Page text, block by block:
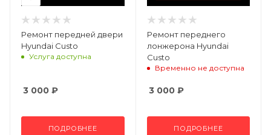
Ремонт передней двери
Hyundai Custo
Услуга доступна
3 000 ₽
ПОДРОБНЕЕ
Ремонт переднего
лонжерона Hyundai
Custo
Временно не доступна
3 000₽
ПОДРОБНЕЕ